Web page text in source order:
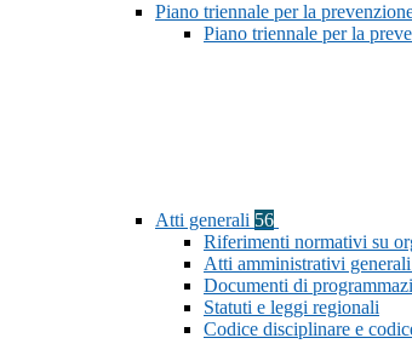
Piano triennale per la
Piano triennale per la
Atti generali 56
Riferimenti normativi su
Atti amministrativi generali
Documenti di
Statuti e leggi regionali
Codice disciplinare e